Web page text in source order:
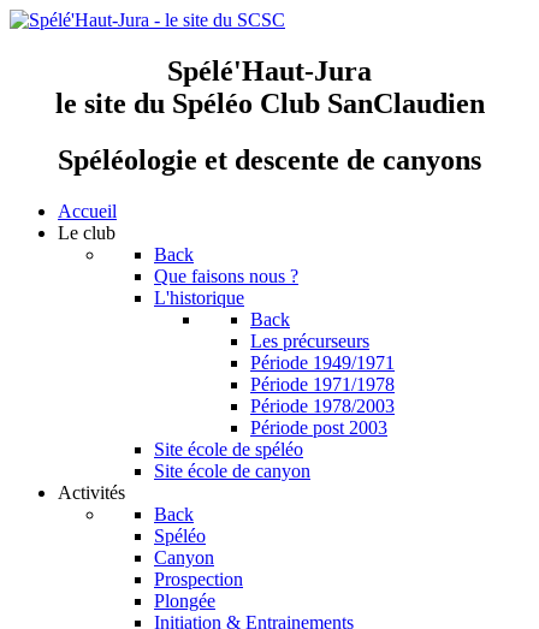
Spélé'Haut-Jura
le site du Spéléo Club SanClaudien
Spéléologie et descente de canyons
Accueil
Le club
Back
Que faisons nous ?
L'historique
Back
Les précurseurs
Période 1949/1971
Période 1971/1978
Période 1978/2003
Période post 2003
Site école de spéléo
Site école de canyon
Activités
Back
Spéléo
Canyon
Prospection
Plongée
Initiation & Entrainements